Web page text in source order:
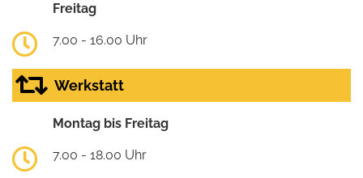
Freitag
7.00 - 16.00 Uhr
Werkstatt
Montag bis Freitag
7.00 - 18.00 Uhr